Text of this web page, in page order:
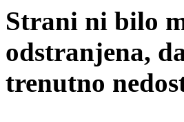
Strani ni bilo
odstranjena,
trenutno